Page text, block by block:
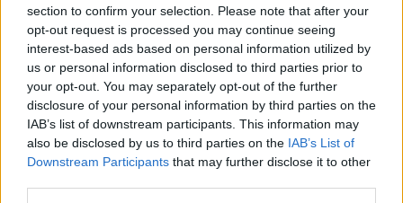
section to confirm your selection. Please note that after your
opt-out request is processed you may continue seeing
interest-based ads based on personal information utilized by
us or personal information disclosed to third parties prior to
your opt-out. You may separately opt-out of the further
disclosure of your personal information by third parties on the
IAB’s list of downstream participants. This information may
also be disclosed by us to third parties on the IAB’s List of
Downstream Participants that may further disclose it to other